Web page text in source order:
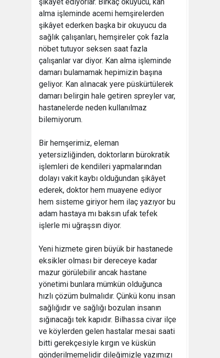
alma işleminde acemi hemşirelerden
şikâyet ederken başka bir okuyucu da
sağlık çalışanları, hemşireler çok fazla
nöbet tutuyor seksen saat fazla
çalışanlar var diyor. Kan alma işleminde
damarı bulamamak hepimizin başına
geliyor. Kan alınacak yere püskürtülerek
damarı belirgin hale getiren spreyler var,
hastanelerde neden kullanılmaz
bilemiyorum.
Bir hemşerimiz, eleman
yetersizliğinden, doktorların bürokratik
işlemleri de kendileri yapmalarından
dolayı vakit kaybı olduğundan şikâyet
ederek, doktor hem muayene ediyor
hem sisteme giriyor hem ilaç yazıyor bu
adam hastaya mı baksın ufak tefek
işlerle mi uğraşsın diyor.
Yeni hizmete giren büyük bir hastanede
eksikler olması bir dereceye kadar
mazur görülebilir ancak hastane
yönetimi bunlara mümkün olduğunca
hızlı çözüm bulmalıdır. Çünkü konu insan
sağlığıdır ve sağlığı bozulan insanın
sığınacağı tek kapıdır. Bilhassa civar ilçe
ve köylerden gelen hastalar mesai saati
bitti gerekçesiyle kırgın ve küskün
gönderilmemelidir dileğimizle yazımızı